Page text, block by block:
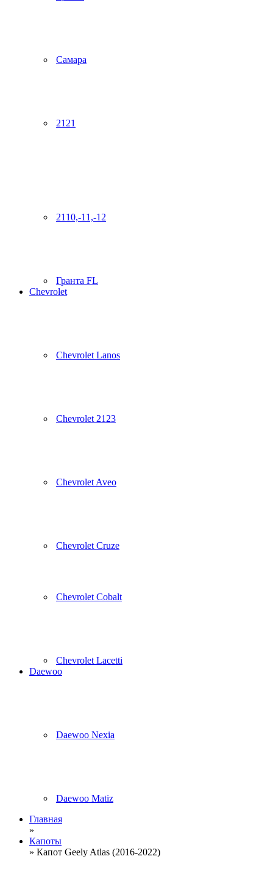
Самара
2121
2110,-11,-12
Гранта FL
Chevrolet
Chevrolet Lanos
Chevrolet 2123
Chevrolet Aveo
Chevrolet Cruze
Chevrolet Cobalt
Chevrolet Lacetti
Daewoo
Daewoo Nexia
Daewoo Matiz
Главная
»
Капоты
» Капот Geely Atlas (2016-2022)